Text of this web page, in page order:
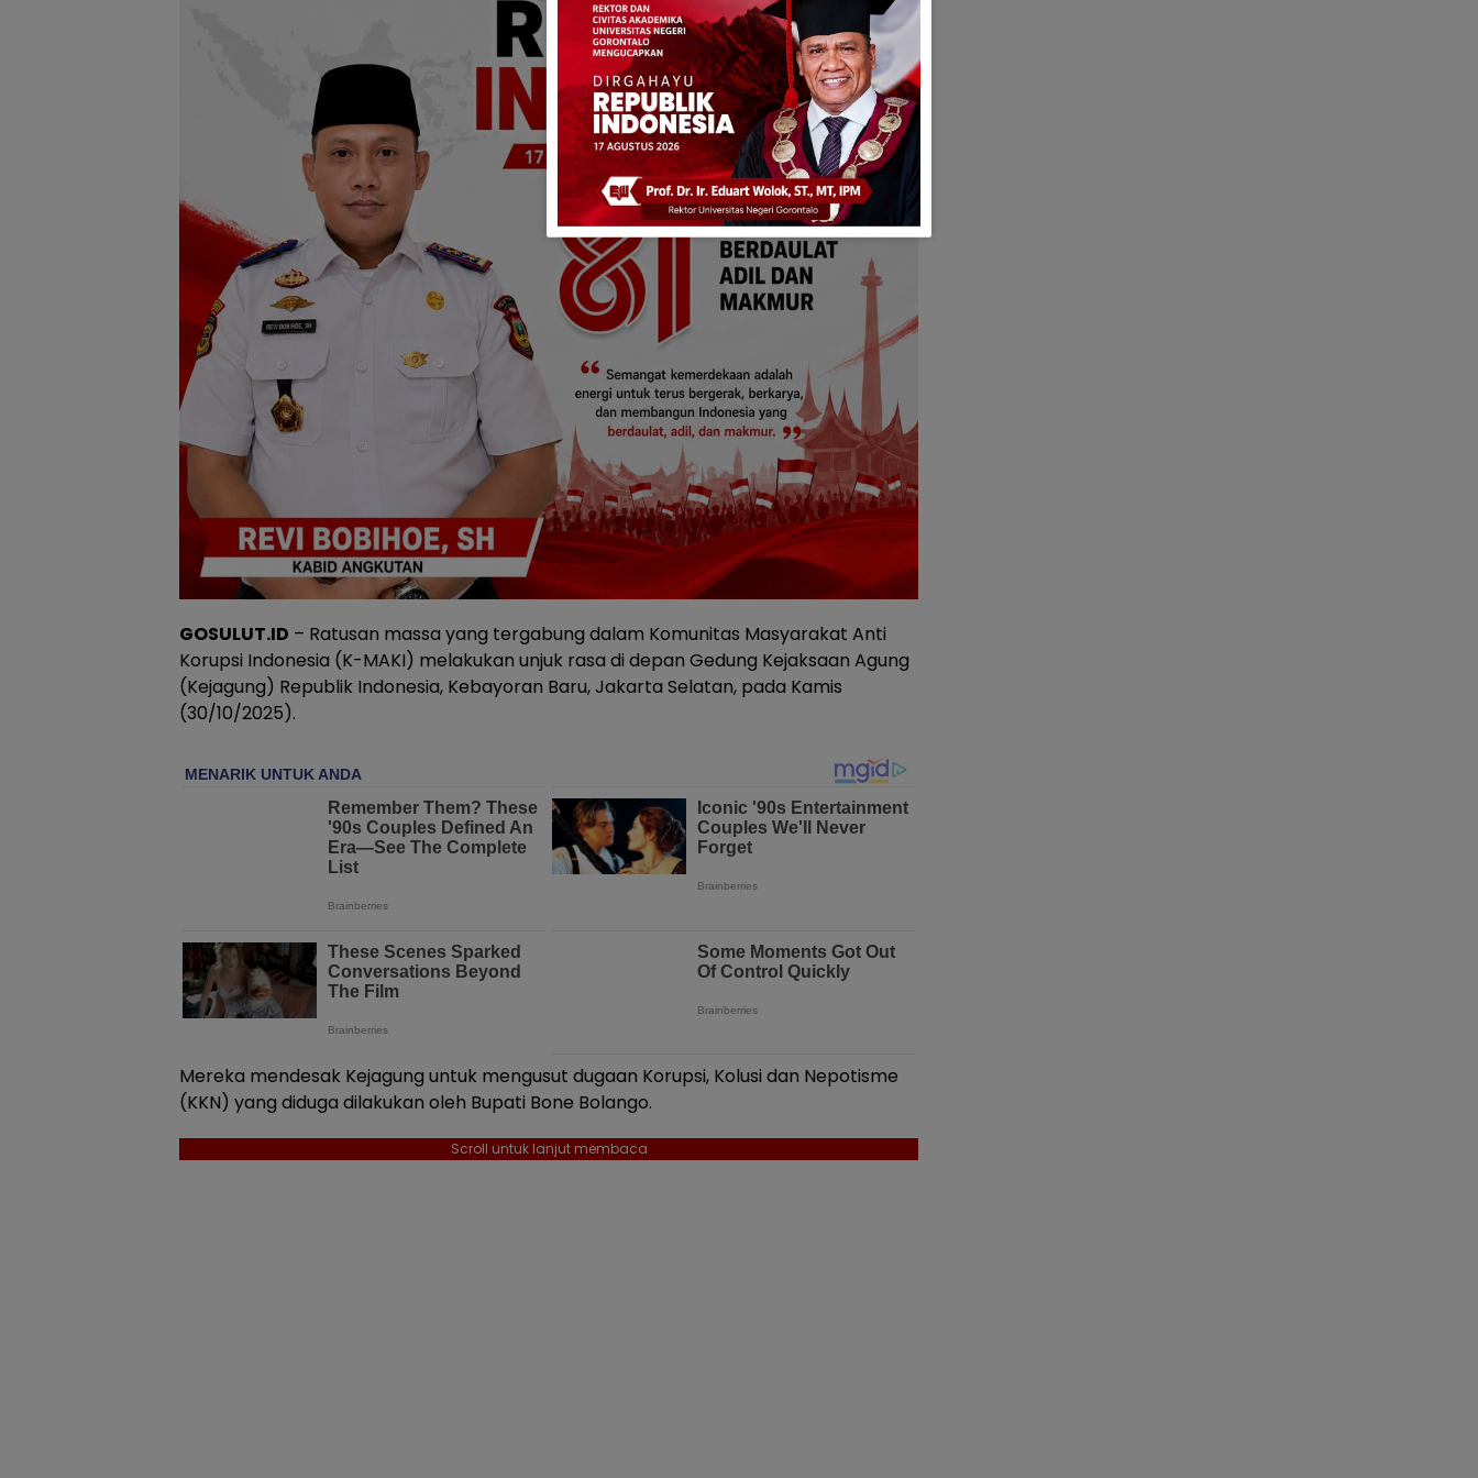
GOSULUT.ID – Ratusan massa yang tergabung dalam Komunitas Masyarakat Anti
Korupsi Indonesia (K-MAKI) melakukan unjuk rasa di depan Gedung Kejaksaan Agung
(Kejagung) Republik Indonesia, Kebayoran Baru, Jakarta Selatan, pada Kamis
(30/10/2025).
Mereka mendesak Kejagung untuk mengusut dugaan Korupsi, Kolusi dan Nepotisme
(KKN) yang diduga dilakukan oleh Bupati Bone Bolango.
Scroll untuk lanjut membaca